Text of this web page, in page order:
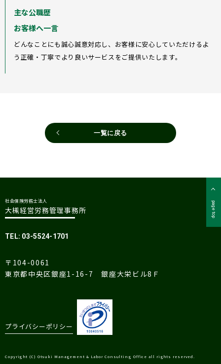
主な公職歴
お客様へ一言
どんなことにも誠心誠意対応し、お客様に安心していただけるよ
う正確・丁寧でより良いサービスをご提供いたします。
一覧に戻る
page top
社会保険労務士法人
大槻経営労務管理事務所
TEL: 03-5524-1701
〒104-0061
東京都中央区銀座1-16-7 銀座大栄ビル8Ｆ
プライバシーポリシー
Copyright (C) Otsuki Management & Labor Consulting Office all rights reserved.